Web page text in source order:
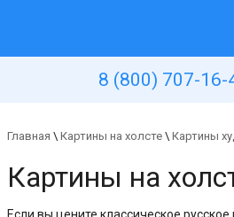
8 (800) 707-16-
Главная \ Картины на холсте \ Картины
Картины на